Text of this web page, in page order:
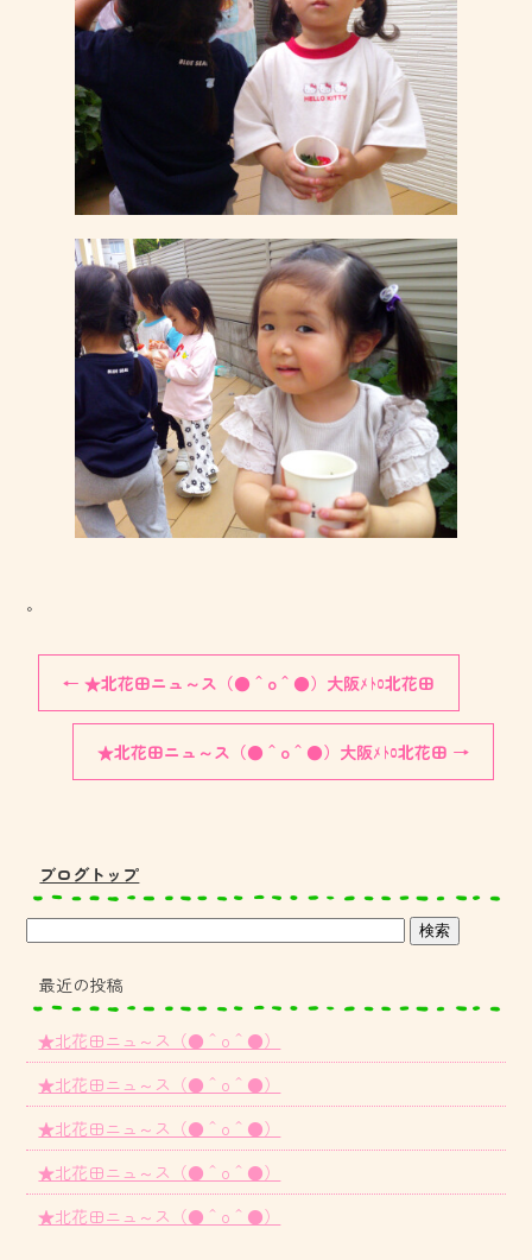
。
← ★北花田ニュ～ス（●＾o＾●）大阪ﾒﾄﾛ北花田
★北花田ニュ～ス（●＾o＾●）大阪ﾒﾄﾛ北花田 →
ブログトップ
最近の投稿
★北花田ニュ～ス（●＾o＾●）
★北花田ニュ～ス（●＾o＾●）
★北花田ニュ～ス（●＾o＾●）
★北花田ニュ～ス（●＾o＾●）
★北花田ニュ～ス（●＾o＾●）